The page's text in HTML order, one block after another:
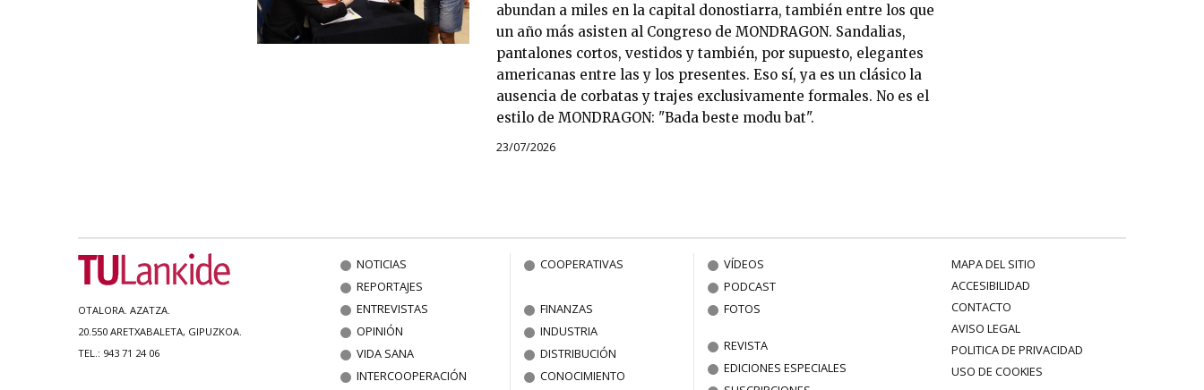
abundan a miles en la capital donostiarra, también entre los que
un año más asisten al Congreso de MONDRAGON. Sandalias,
pantalones cortos, vestidos y también, por supuesto, elegantes
americanas entre las y los presentes. Eso sí, ya es un clásico la
ausencia de corbatas y trajes exclusivamente formales. No es el
estilo de MONDRAGON: "Bada beste modu bat".
23/07/2026
OTALORA. AZATZA.
20.550 ARETXABALETA, GIPUZKOA.
TEL.: 943 71 24 06
NOTICIAS
REPORTAJES
ENTREVISTAS
OPINIÓN
VIDA SANA
INTERCOOPERACIÓN
COOPERATIVAS
FINANZAS
INDUSTRIA
DISTRIBUCIÓN
CONOCIMIENTO
VÍDEOS
PODCAST
FOTOS
REVISTA
EDICIONES ESPECIALES
MAPA DEL SITIO
ACCESIBILIDAD
CONTACTO
AVISO LEGAL
POLITICA DE PRIVACIDAD
USO DE COOKIES